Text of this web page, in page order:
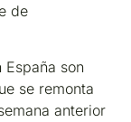
de
España son
se remonta
anterior